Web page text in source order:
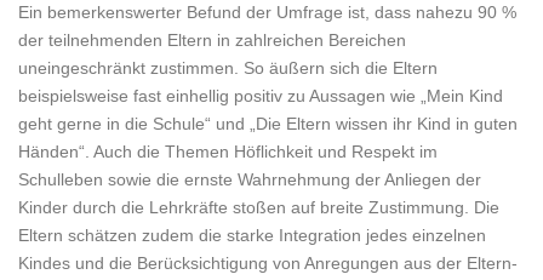
Ein bemerkenswerter Befund der Umfrage ist, dass nahezu 90 %
der teilnehmenden Eltern in zahlreichen Bereichen
uneingeschränkt zustimmen. So äußern sich die Eltern
beispielsweise fast einhellig positiv zu Aussagen wie „Mein Kind
geht gerne in die Schule“ und „Die Eltern wissen ihr Kind in guten
Händen“. Auch die Themen Höflichkeit und Respekt im
Schulleben sowie die ernste Wahrnehmung der Anliegen der
Kinder durch die Lehrkräfte stoßen auf breite Zustimmung. Die
Eltern schätzen zudem die starke Integration jedes einzelnen
Kindes und die Berücksichtigung von Anregungen aus der Eltern-